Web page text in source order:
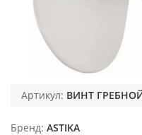
Артикул: ВИНТ ГРЕБНОЙ
Бренд ASTIKA